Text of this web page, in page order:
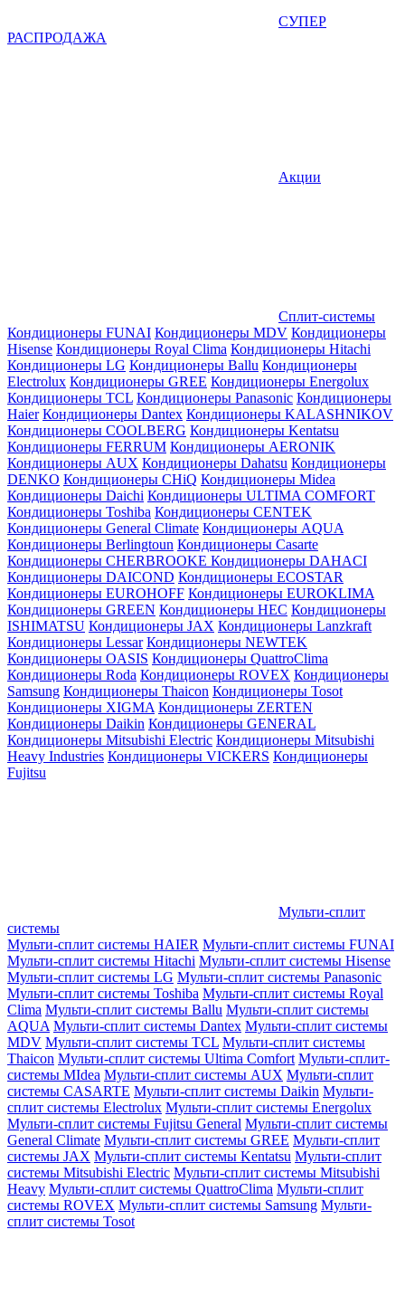
СУПЕР
РАСПРОДАЖА
Акции
Сплит-системы
Кондиционеры FUNAI Кондиционеры MDV Кондиционеры
Hisense Кондиционеры Royal Clima Кондиционеры Hitachi
Кондиционеры LG Кондиционеры Ballu Кондиционеры
Electrolux Кондиционеры GREE Кондиционеры Energolux
Кондиционеры TCL Кондиционеры Panasonic Кондиционеры
Haier Кондиционеры Dantex Кондиционеры KALASHNIKOV
Кондиционеры СOOLBERG Кондиционеры Kentatsu
Кондиционеры FERRUM Кондиционеры AERONIK
Кондиционеры AUX Кондиционеры Dahatsu Кондиционеры
DENKO Кондиционеры CHiQ Кондиционеры Midea
Кондиционеры Daichi Кондиционеры ULTIMA COMFORT
Кондиционеры Toshiba Кондиционеры CENTEK
Кондиционеры General Climate Кондиционеры AQUA
Кондиционеры Berlingtoun Кондиционеры Casarte
Кондиционеры CHERBROOKE Кондиционеры DAHACI
Кондиционеры DAICOND Кондиционеры ECOSTAR
Кондиционеры EUROHOFF Кондиционеры EUROKLIMA
Кондиционеры GREEN Кондиционеры HEC Кондиционеры
ISHIMATSU Кондиционеры JAX Кондиционеры Lanzkraft
Кондиционеры Lessar Кондиционеры NEWTEK
Кондиционеры OASIS Кондиционеры QuattroClima
Кондиционеры Roda Кондиционеры ROVEX Кондиционеры
Samsung Кондиционеры Thaicon Кондиционеры Tosot
Кондиционеры XIGMA Кондиционеры ZERTEN
Кондиционеры Daikin Кондиционеры GENERAL
Кондиционеры Mitsubishi Electric Кондиционеры Mitsubishi
Heavy Industries Кондиционеры VICKERS Кондиционеры
Fujitsu
Мульти-сплит
системы
Мульти-сплит системы HAIER Мульти-сплит системы FUNAI
Мульти-сплит системы Hitachi Мульти-сплит системы Hisense
Мульти-сплит системы LG Мульти-сплит системы Panasonic
Мульти-сплит системы Toshiba Мульти-сплит системы Royal
Clima Мульти-сплит системы Ballu Мульти-сплит системы
AQUA Мульти-сплит системы Dantex Мульти-сплит системы
MDV Мульти-сплит системы TCL Мульти-сплит системы
Thaicon Мульти-сплит системы Ultima Comfort Мульти-сплит-
системы MIdea Мульти-сплит системы AUX Мульти-сплит
системы CASARTE Мульти-сплит системы Daikin Мульти-
сплит системы Electrolux Мульти-сплит системы Energolux
Мульти-сплит системы Fujitsu General Мульти-сплит системы
General Climate Мульти-сплит системы GREE Мульти-сплит
системы JAX Мульти-сплит системы Kentatsu Мульти-сплит
системы Mitsubishi Electric Мульти-сплит системы Mitsubishi
Heavy Мульти-сплит системы QuattroClima Мульти-сплит
системы ROVEX Мульти-сплит системы Samsung Мульти-
сплит системы Tosot